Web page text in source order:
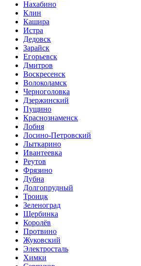
Нахабино
Клин
Кашира
Истра
Дедовск
Зарайск
Егорьевск
Дмитров
Воскресенск
Волоколамск
Черноголовка
Дзержинский
Пущино
Краснознаменск
Лобня
Лосино-Петровский
Лыткарино
Ивантеевка
Реутов
Фрязино
Дубна
Долгопрудный
Троицк
Зеленоград
Щербинка
Королёв
Протвино
Жуковский
Электросталь
Химки